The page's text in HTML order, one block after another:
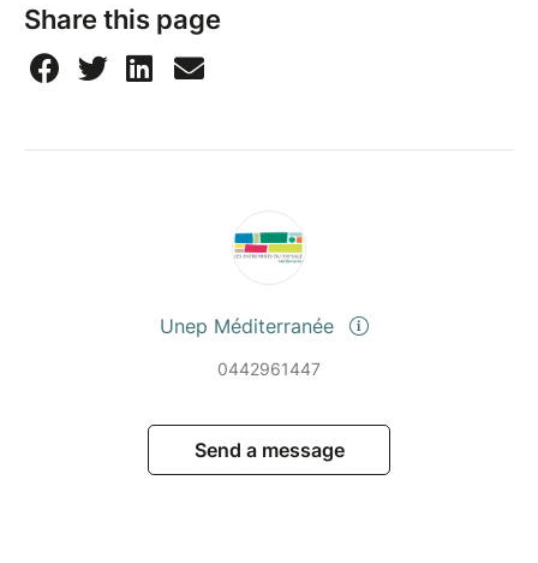
Share this page
Unep Méditerranée
0442961447
Send a message